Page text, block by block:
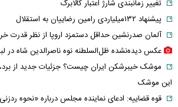
تغییر زمانبندی‌ شارژ اعتبار کالابرگ
پیشنهاد ۱۳۲میلیاردی رامین رضاییان به استقلال
آلمان صدرنشین حداقل دستمزد اروپا از نظر قدرت
عکس دیده‌نشده ظل‌السلطنه نوه ناصرالدین شاه در
موشک خیبرشکن ایران چیست؟ جزئیات جدید از
این موشک
قوه قضاییه: ادعای نماینده مجلس درباره «نحوه